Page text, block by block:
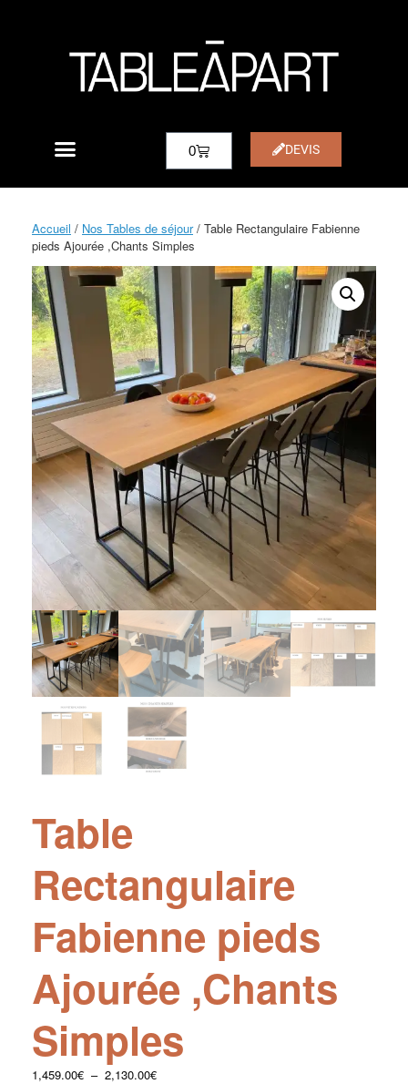
0 DEVIS
Accueil / Nos Tables de séjour/ Table Rectangulaire Fabienne
pieds Ajourée ,Chants Simples
Table
Rectangulaire
Fabienne pieds
Ajourée ,Chants
Simples
1,459.00€ – 2,130.00€